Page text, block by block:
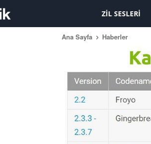
ZIL SESLERI
Ana Sayfa Haberler